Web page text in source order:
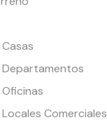
Comerciales